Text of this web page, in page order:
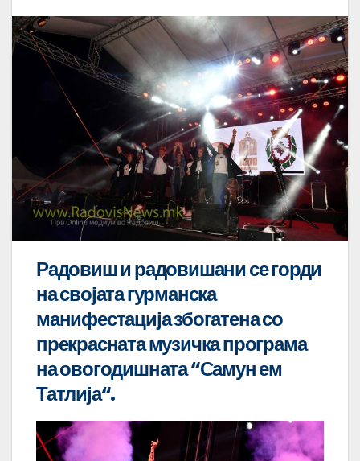
Радовиш и радовишани се горди
на својата гурманска
манифестација збогатена со
прекрасната музичка програма
на овогодишната “Самун ем
Татлија“.